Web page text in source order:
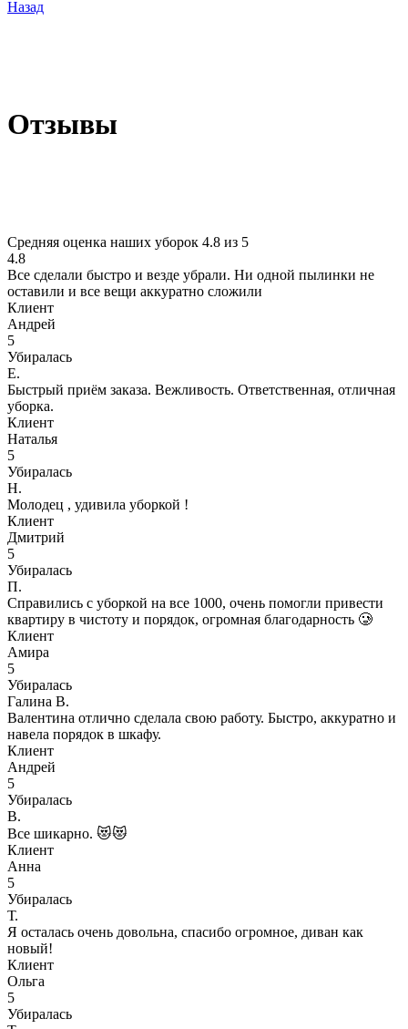
Назад
Отзывы
Средняя оценка наших уборок 4.8 из 5
4.8
Все сделали быстро и везде убрали. Ни одной пылинки не
оставили и все вещи аккуратно сложили
Клиент
Андрей
5
Убиралась
Е.
Быстрый приём заказа. Вежливость. Ответственная, отличная
уборка.
Клиент
Наталья
5
Убиралась
Н.
Молодец , удивила уборкой !
Клиент
Дмитрий
5
Убиралась
П.
Справились с уборкой на все 1000, очень помогли привести
квартиру в чистоту и порядок, огромная благодарность 🥲
Клиент
Амира
5
Убиралась
Галина В.
Валентина отлично сделала свою работу. Быстро, аккуратно и
навела порядок в шкафу.
Клиент
Андрей
5
Убиралась
В.
Все шикарно. 😻😻
Клиент
Анна
5
Убиралась
Т.
Я осталась очень довольна, спасибо огромное, диван как
новый!
Клиент
Ольга
5
Убиралась